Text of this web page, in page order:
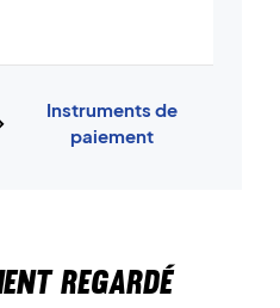
Instruments de
paiement
REGARDÉ